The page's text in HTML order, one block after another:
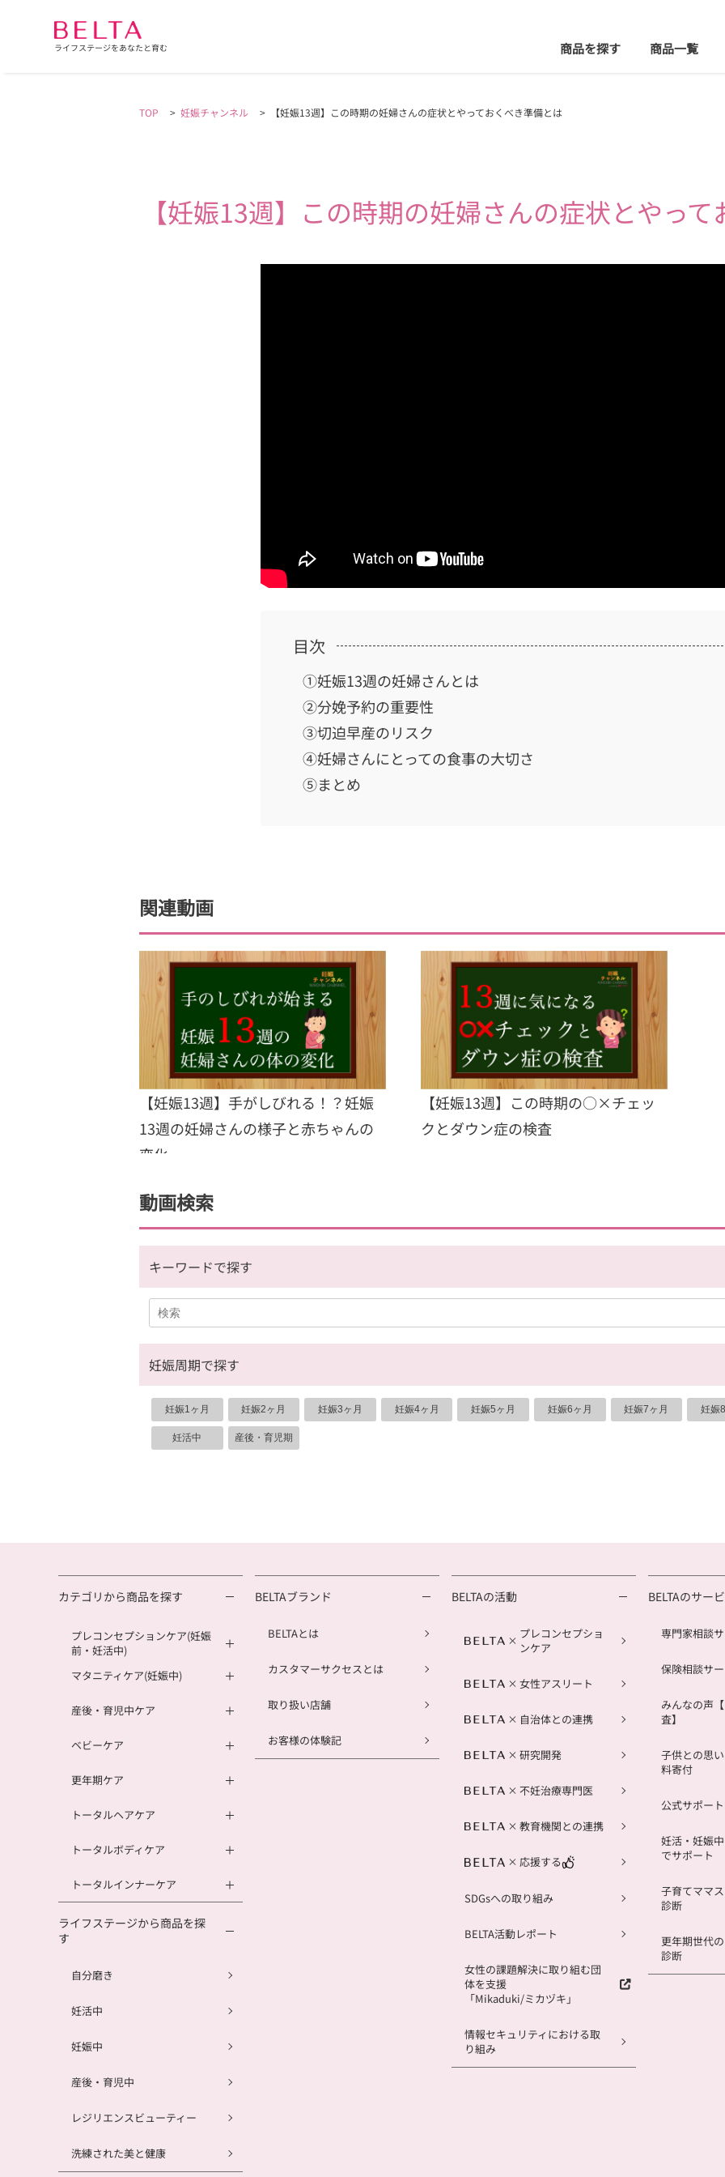
ライフステージをあなたと育む 商品を探す 商品一覧
TOP > 妊娠チャンネル > 【妊娠13週】この時期の妊婦さんの症状とやっておくべき準備とは
【妊娠13週】この時期の妊婦さんの症状とやって
目次
①妊娠13週の妊婦さんとは
②分娩予約の重要性
③切迫早産のリスク
④妊婦さんにとっての食事の大切さ
⑤まとめ
関連動画
【妊娠13週】手がしびれる！？妊娠
13週の妊婦さんの様子と赤ちゃんの
変化
【妊娠13週】この時期の○×チェッ
クとダウン症の検査
動画検索
キーワードで探す
妊娠周期で探す
妊娠1ヶ月 妊娠2ヶ月 妊娠3ヶ月 妊娠4ヶ月 妊娠5ヶ月 妊娠6ヶ月 妊娠7ヶ月 妊娠
妊活中 産後・育児期
カテゴリから商品を探す
プレコンセプションケア(妊娠
前・妊活中)
マタニティケア(妊娠中)
産後・育児中ケア
ベビーケア
更年期ケア
トータルヘアケア
トータルボディケア
トータルインナーケア
ライフステージから商品を探
す
自分磨き
妊活中
妊娠中
産後・育児中
レジリエンスビューティー
洗練された美と健康
BELTAブランド
BELTAとは
カスタマーサクセスとは
取り扱い店舗
お客様の体験記
BELTAの活動
プレコンセプショ
ンケア
女性アスリート
自治体との連携
研究開発
不妊治療専門医
教育機関との連携
応援する
SDGsへの取り組み
BELTA活動レポート
女性の課題解決に取り組む団
体を支援
「Mikaduki/ミカヅキ」
情報セキュリティにおける取
り組み
BELTAのサー
専門家相談
保険相談サ
みんなの声
査】
子供との思
料寄付
公式サポー
妊活・妊娠
でサポート
子育てママ
診断
更年期世代
診断